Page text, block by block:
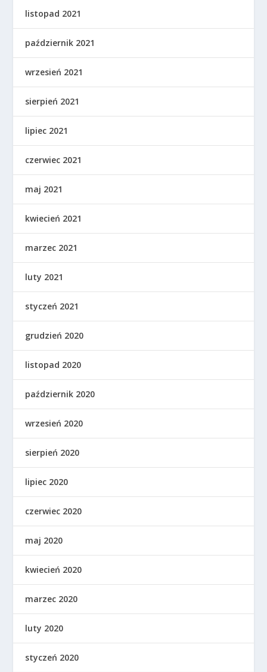
listopad 2021
październik 2021
wrzesień 2021
sierpień 2021
lipiec 2021
czerwiec 2021
maj 2021
kwiecień 2021
marzec 2021
luty 2021
styczeń 2021
grudzień 2020
listopad 2020
październik 2020
wrzesień 2020
sierpień 2020
lipiec 2020
czerwiec 2020
maj 2020
kwiecień 2020
marzec 2020
luty 2020
styczeń 2020